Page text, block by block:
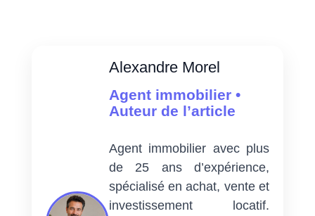
Alexandre Morel
Agent immobilier •
Auteur de l’article
Agent immobilier avec plus
de 25 ans d’expérience,
spécialisé en achat, vente et
investissement locatif.